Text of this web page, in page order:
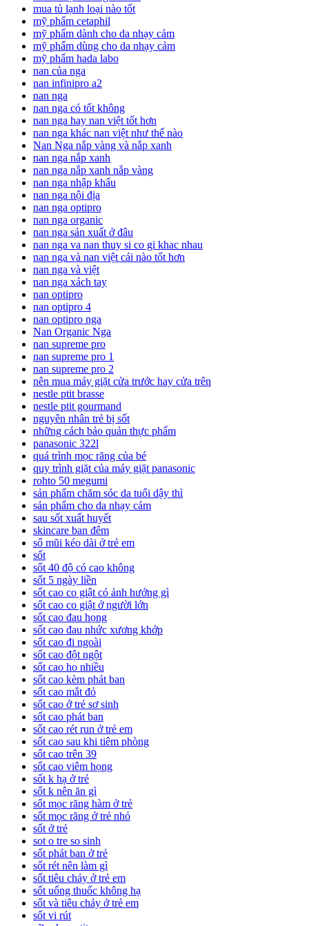
mua tủ lạnh loại nào tốt
mỹ phẩm cetaphil
mỹ phẩm dành cho da nhạy cảm
mỹ phẩm dùng cho da nhạy cảm
mỹ phẩm hada labo
nan của nga
nan infinipro a2
nan nga
nan nga có tốt không
nan nga hay nan việt tốt hơn
nan nga khác nan việt như thế nào
Nan Nga nắp vàng và nắp xanh
nan nga nắp xanh
nan nga nắp xanh nắp vàng
nan nga nhập khẩu
nan nga nội địa
nan nga optipro
nan nga organic
nan nga sản xuất ở đâu
nan nga va nan thuy si co gi khac nhau
nan nga và nan việt cái nào tốt hơn
nan nga và việt
nan nga xách tay
nan optipro
nan optipro 4
nan optipro nga
Nan Organic Nga
nan supreme pro
nan supreme pro 1
nan supreme pro 2
nên mua máy giặt cửa trước hay cửa trên
nestle ptit brasse
nestle ptit gourmand
nguyên nhân trẻ bị sốt
những cách bảo quản thực phẩm
panasonic 322l
quá trình mọc răng của bé
quy trình giặt của máy giặt panasonic
rohto 50 megumi
sản phẩm chăm sóc da tuổi dậy thì
sản phẩm cho da nhạy cảm
sau sốt xuất huyết
skincare ban đêm
sổ mũi kéo dài ở trẻ em
sốt
sốt 40 độ có cao không
sốt 5 ngày liền
sốt cao co giật có ảnh hưởng gì
sốt cao co giật ở người lớn
sốt cao đau họng
sốt cao đau nhức xương khớp
sốt cao đi ngoài
sốt cao đột ngột
sốt cao ho nhiều
sốt cao kèm phát ban
sốt cao mắt đỏ
sốt cao ở trẻ sơ sinh
sốt cao phát ban
sốt cao rét run ở trẻ em
sốt cao sau khi tiêm phòng
sốt cao trên 39
sốt cao viêm họng
sốt k hạ ở trẻ
sốt k nên ăn gì
sốt mọc răng hàm ở trẻ
sốt mọc răng ở trẻ nhỏ
sốt ở trẻ
sot o tre so sinh
sốt phát ban ở trẻ
sốt rét nên làm gì
sốt tiêu chảy ở trẻ em
sốt uống thuốc không hạ
sốt và tiêu chảy ở trẻ em
sốt vi rút